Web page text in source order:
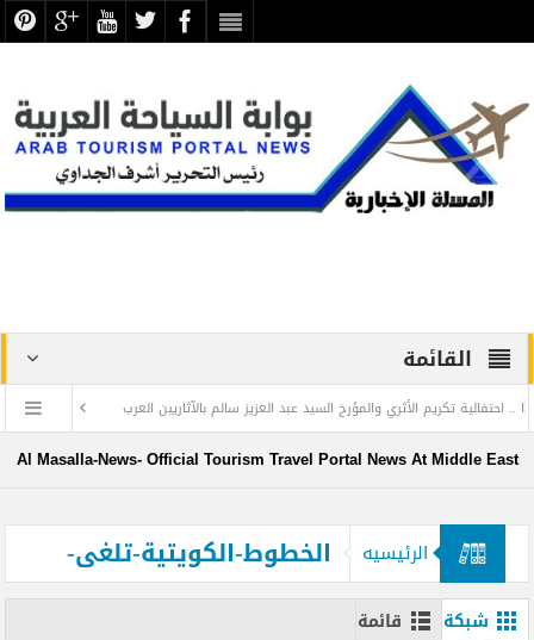
القائمة
تكريم الأثري والمؤرخ السيد عبد العزيز سالم بالآثاريين العرب cruise ship
Al Masalla-News- Official Tourism Travel Portal News At Middle East
الرئيسيه
الخطوط-الكويتية-تلغى-
جميع-رحلاتها-الجوية-اليوم-حتى-الساعة-
شبكة قائمة